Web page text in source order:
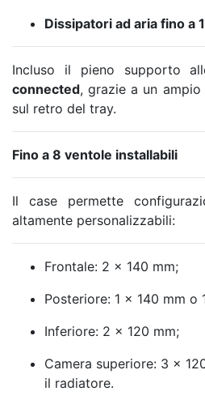
Dissipatori ad aria fino a
Incluso il pieno supporto
connected, grazie a un
sul retro del tray.
Fino a 8 ventole installabili
Il case permette
altamente personalizzabili:
Frontale: 2 × 140 mm;
Posteriore: 1 × 140 mm o
Inferiore: 2 × 120 mm;
Camera superiore: 3 ×
il radiatore.